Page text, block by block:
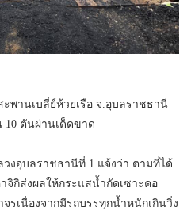
พานเบลี่ย์ห้วยเรือ จ.อุบลราชธานี
10 ตันผ่านเด็ดขาด
งอุบลราชธานีที่ 1 แจ้งว่า ตามที่ได้
จิกิส่งผลให้กระแสน้ำกัดเซาะคอ
รเนื่องจากมีรถบรรทุกน้ำหนักเกินวิ่ง